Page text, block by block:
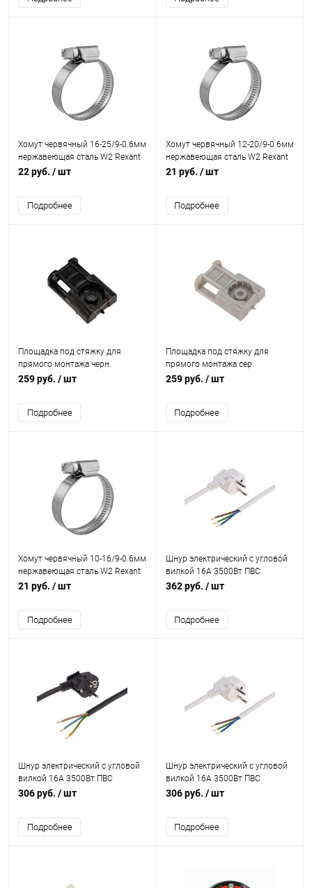
Хомут червячный 16-25/9-0.6мм
нержавеющая сталь W2 Rexant
07-0716
22 руб. / шт
Подробнее
Хомут червячный 12-20/9-0.6мм
нержавеющая сталь W2 Rexant
07-0712
21 руб. / шт
Подробнее
Площадка под стяжку для
прямого монтажа черн.
(уп.100шт) Rexant 07-2106
259 руб. / шт
Подробнее
Площадка под стяжку для
прямого монтажа сер.
(уп.100шт) Rexant 07-2108
259 руб. / шт
Подробнее
Хомут червячный 10-16/9-0.6мм
нержавеющая сталь W2 Rexant
07-0710
21 руб. / шт
Подробнее
Шнур электрический с угловой
вилкой 16А 3500Вт ПВС
3х1.5кв.мм 2м бел. Rexant 11-
362 руб. / шт
Подробнее
Шнур электрический с угловой
вилкой 16А 3500Вт ПВС
3х1.5кв.мм 1.5м черн. Rexant
306 руб. / шт
Подробнее
Шнур электрический с угловой
вилкой 16А 3500Вт ПВС
3х1.5кв.мм 1.5м бел. Rexant 11-
306 руб. / шт
Подробнее